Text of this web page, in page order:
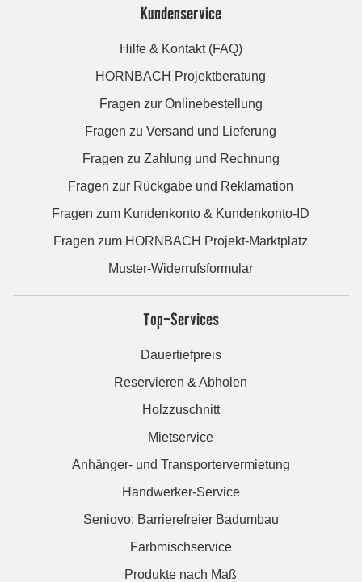
Kundenservice
Hilfe & Kontakt (FAQ)
HORNBACH Projektberatung
Fragen zur Onlinebestellung
Fragen zu Versand und Lieferung
Fragen zu Zahlung und Rechnung
Fragen zur Rückgabe und Reklamation
Fragen zum Kundenkonto & Kundenkonto-ID
Fragen zum HORNBACH Projekt-Marktplatz
Muster-Widerrufsformular
Top-Services
Dauertiefpreis
Reservieren & Abholen
Holzzuschnitt
Mietservice
Anhänger- und Transportervermietung
Handwerker-Service
Seniovo: Barrierefreier Badumbau
Farbmischservice
Produkte nach Maß